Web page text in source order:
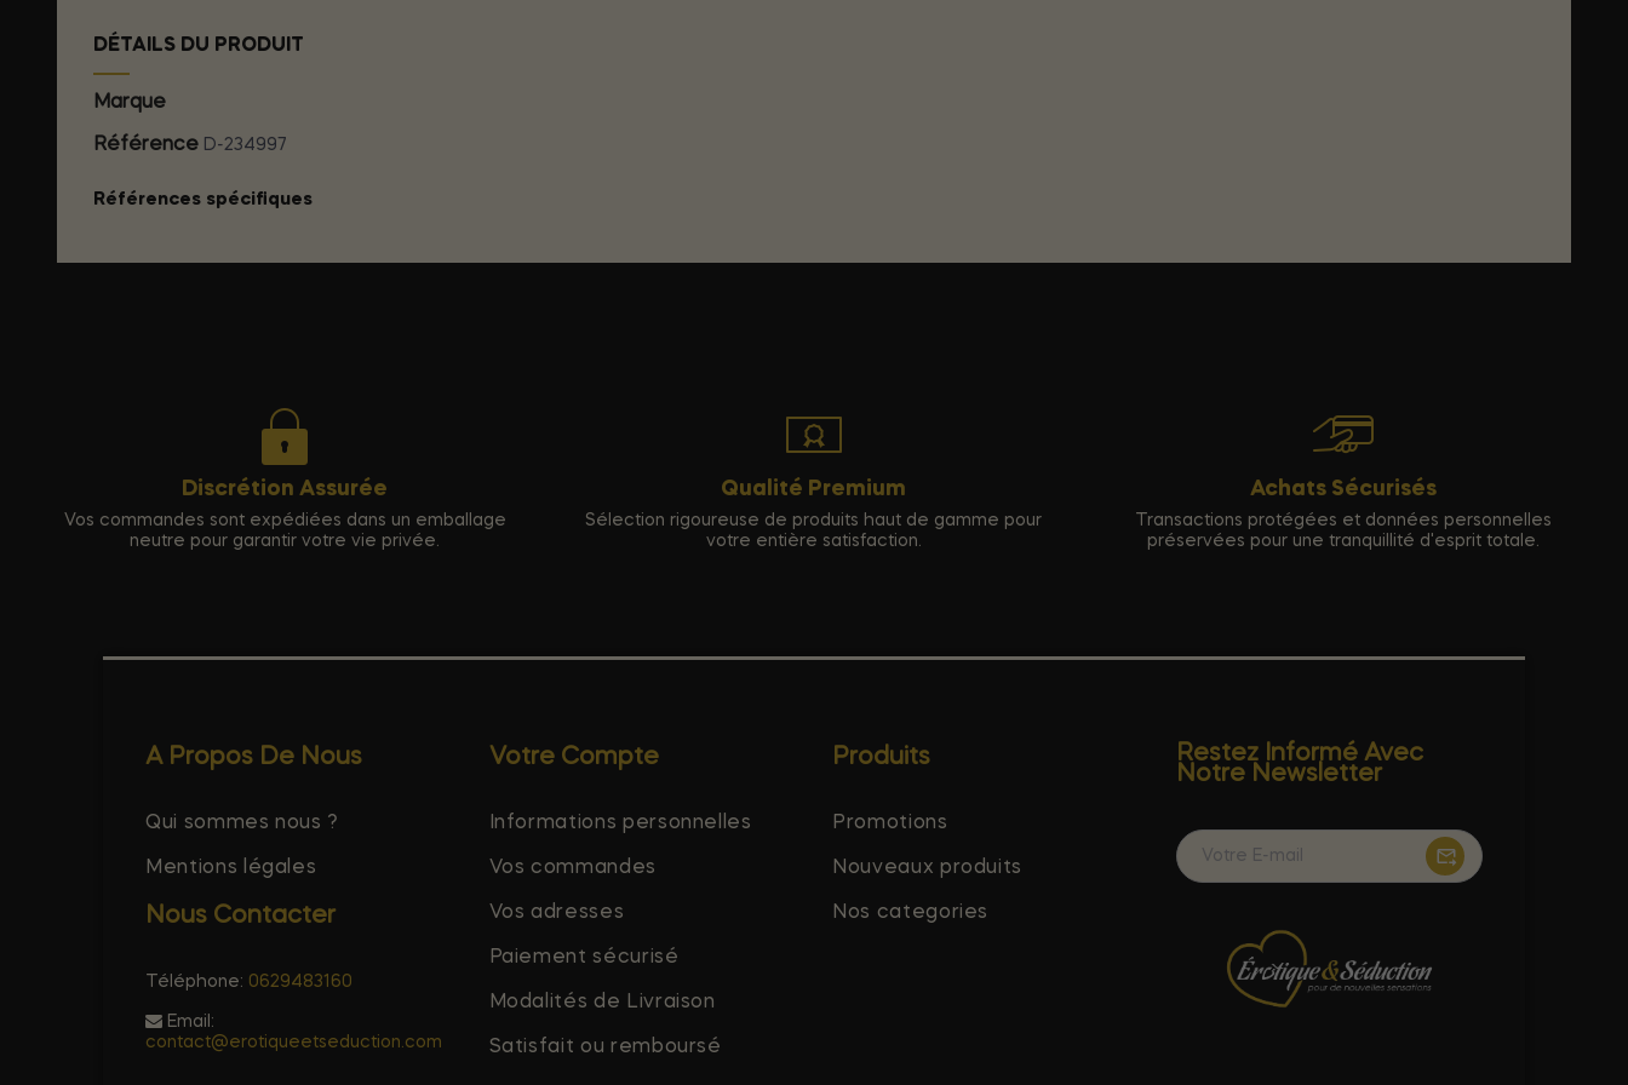
DÉTAILS DU PRODUIT
Marque
Référence D-234997
Références spécifiques
Discrétion Assurée
Vos commandes sont expédiées dans un emballage
neutre pour garantir votre vie privée.
Qualité Premium
Sélection rigoureuse de produits haut de gamme pour
votre entière satisfaction.
Achats Sécurisés
Transactions protégées et données personnelles
préservées pour une tranquillité d'esprit totale.
A Propos De Nous
Qui sommes nous ?
Mentions légales
Nous Contacter
Téléphone: 0629483160
Email:
contact@erotiqueetseduction.com
Votre Compte
Informations personnelles
Vos commandes
Vos adresses
Paiement sécurisé
Modalités de Livraison
Satisfait ou remboursé
Produits
Promotions
Nouveaux produits
Nos categories
Restez Informé Avec
Notre Newsletter